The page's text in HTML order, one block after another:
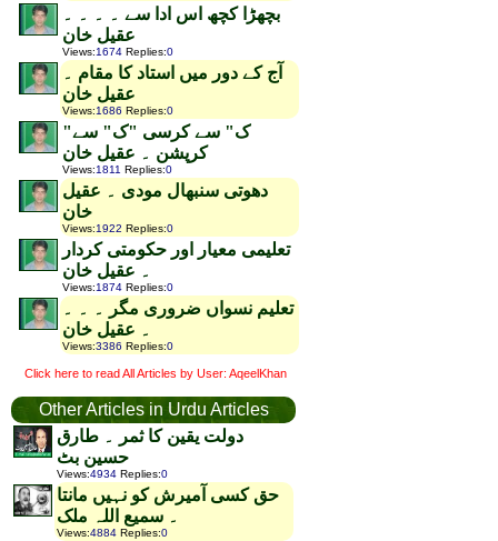
بچھڑا کچھ اس ادا سے ۔ ۔ ۔ ۔
عقیل خان
Views:1674 Replies:0
آج کے دور میں استاد کا مقام ۔
عقیل خان
Views:1686 Replies:0
"ک" سے کرسی "ک" سے
کرپشن ۔ عقیل خان
Views:1811 Replies:0
دھوتی سنبھال مودی ۔ عقیل
خان
Views:1922 Replies:0
تعلیمی معیار اور حکومتی کردار
۔ عقیل خان
Views:1874 Replies:0
تعلیم نسواں ضروری مگر ۔ ۔ ۔
۔ عقیل خان
Views:3386 Replies:0
Click here to read All Articles by User: AqeelKhan
Other Articles in Urdu Articles
دولت یقین کا ثمر ۔ طارق
حسین بٹ
Views:4934 Replies:0
حق کسی آمیرش کو نہیں مانتا
۔ سمیع اللہ ملک
Views:4884 Replies:0